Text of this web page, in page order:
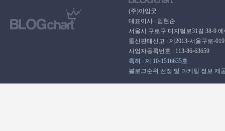
(주)아임굿
대표이사 : 임현순
서울시 구로구 디지털로31길 38-9
통신판매신고 : 제2013-서울구로-
사업자등록번호 : 113-86-63659
특허 : 제 10-1516635호
블로그순위 선정 및 마케팅 정보 제